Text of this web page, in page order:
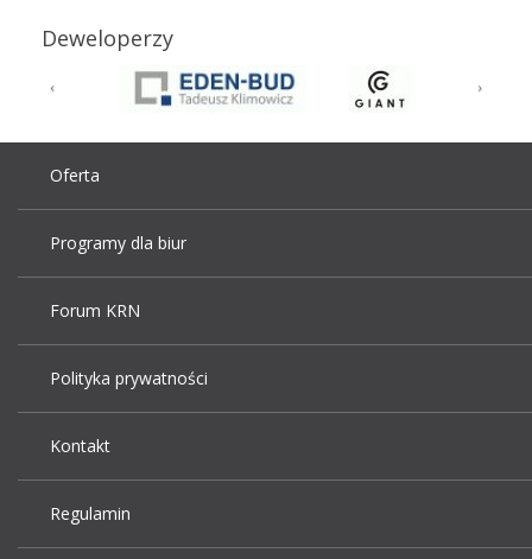
Deweloperzy
Oferta
Programy dla biur
Forum KRN
Polityka prywatności
Kontakt
Regulamin